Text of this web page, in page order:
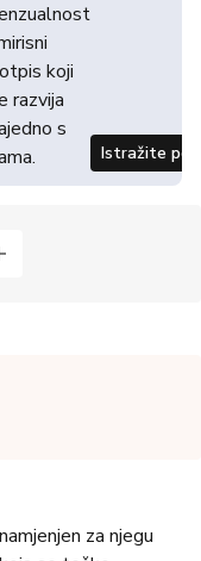
koji
razvija
s
Istražite
za njegu